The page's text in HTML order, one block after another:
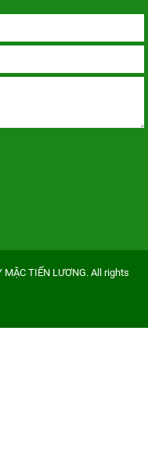
MẶC TIẾN LƯƠNG. All rights